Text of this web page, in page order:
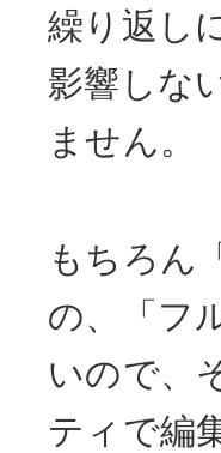
繰り返し
影響しな
ません。
もちろん
の、「フ
いので、
ティで編